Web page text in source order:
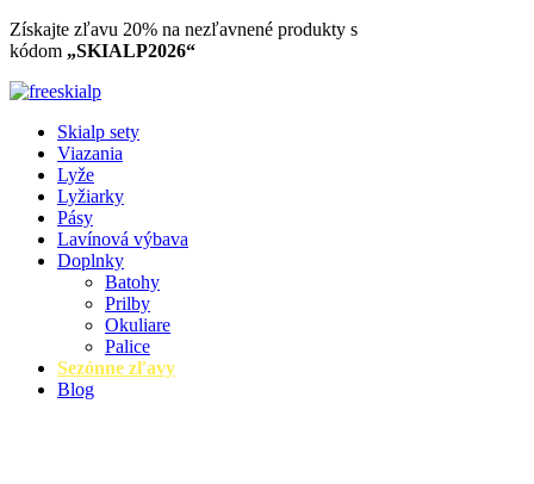
Preskočiť
na
Získajte zľavu 20% na nezľavnené produkty​ s
kódom „SKIALP2026“
Skialp sety
Viazania
Lyže
Lyžiarky
Pásy
Lavínová výbava
Doplnky
Batohy
Prilby
Okuliare
Palice
Sezónne zľavy
Blog